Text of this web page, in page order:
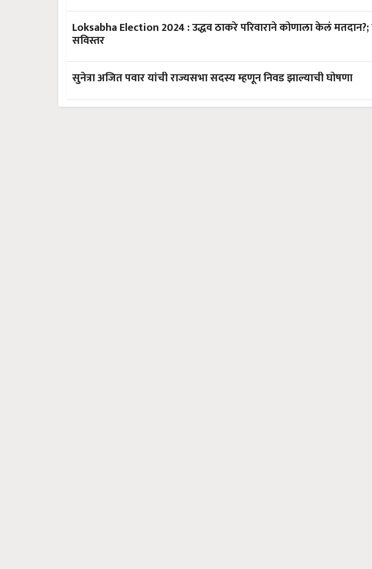
Loksabha Election 2024 : उद्धव ठाकरे परिवाराने कोणाला केलं मतदान?;
सविस्तर
सुनेत्रा अजित पवार यांची राज्यसभा सदस्य म्हणून निवड झाल्याची घोषणा